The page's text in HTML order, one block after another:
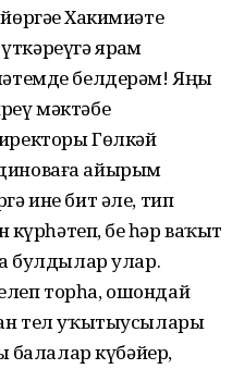
Хакимиәте
ярҙам
белдерәм! Яңы
мәктәбе
Гөлкәй
айырым
ине бит әле, тип
күрһәтеп, беҙ һәр ваҡыт
булдылар улар.
торһа, ошондай
тел уҡытыусылары
балалар күбәйер,